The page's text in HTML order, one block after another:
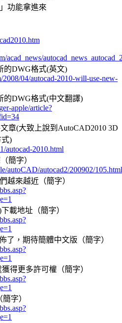
功能拿進來
acad_news/
的DWG格式(英文)
2008/04/autocad-2010-will-use-new-
的DWG格式(中文翻譯)
apple/article?
章(大致上說到AutoCAD2010 3D
式)
autocad-2010.html
簡字）
autoCAD/autocad2/200902/105.html
越來越近（簡字）
載地址（簡字）
了，期待簡體中文版（簡字）
得更多許可權（簡字）
字）